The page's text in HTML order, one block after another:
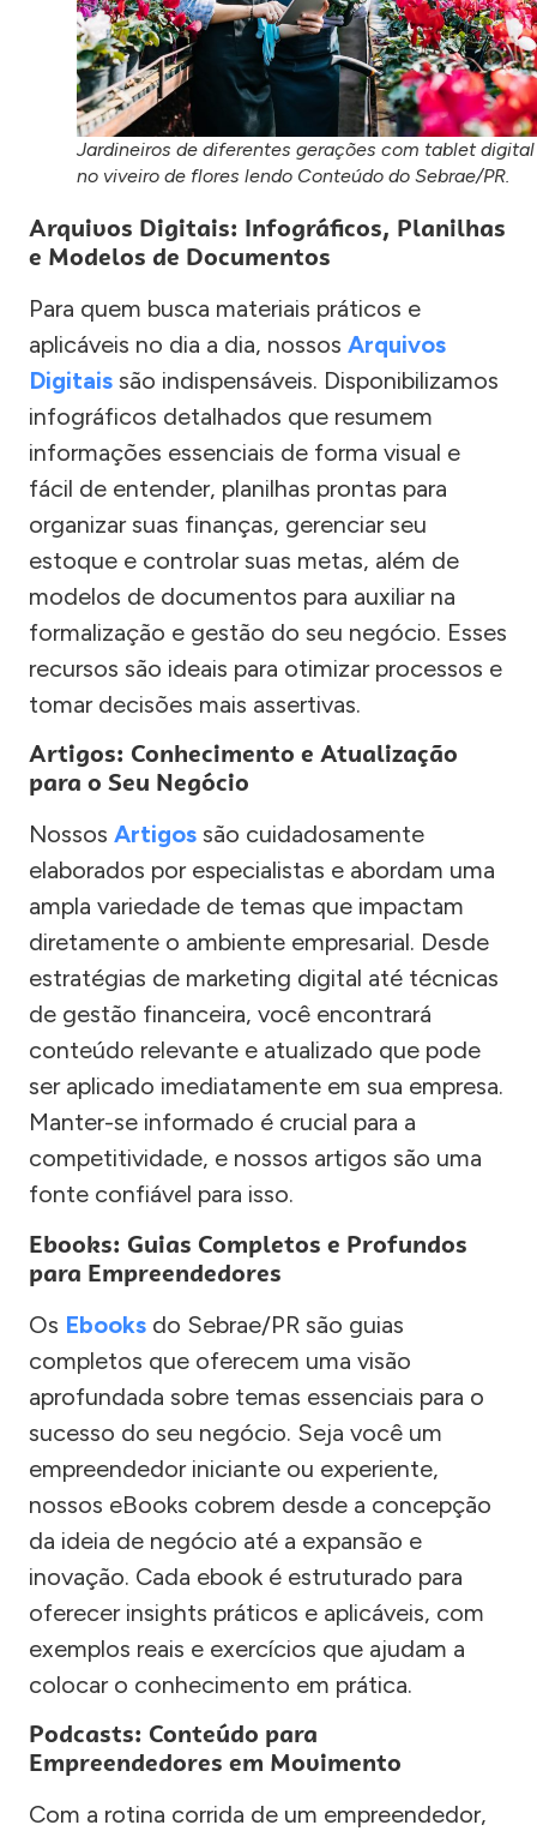
Jardineiros de diferentes gerações com tablet digital
no viveiro de flores lendo Conteúdo do Sebrae/PR.
Arquivos Digitais: Infográficos, Planilhas
e Modelos de Documentos
Para quem busca materiais práticos e
aplicáveis no dia a dia, nossos Arquivos
Digitais são indispensáveis. Disponibilizamos
infográficos detalhados que resumem
informações essenciais de forma visual e
fácil de entender, planilhas prontas para
organizar suas finanças, gerenciar seu
estoque e controlar suas metas, além de
modelos de documentos para auxiliar na
formalização e gestão do seu negócio. Esses
recursos são ideais para otimizar processos e
tomar decisões mais assertivas.
Artigos: Conhecimento e Atualização
para o Seu Negócio
Nossos Artigos são cuidadosamente
elaborados por especialistas e abordam uma
ampla variedade de temas que impactam
diretamente o ambiente empresarial. Desde
estratégias de marketing digital até técnicas
de gestão financeira, você encontrará
conteúdo relevante e atualizado que pode
ser aplicado imediatamente em sua empresa.
Manter-se informado é crucial para a
competitividade, e nossos artigos são uma
fonte confiável para isso.
Ebooks: Guias Completos e Profundos
para Empreendedores
Os Ebooks do Sebrae/PR são guias
completos que oferecem uma visão
aprofundada sobre temas essenciais para o
sucesso do seu negócio. Seja você um
empreendedor iniciante ou experiente,
nossos eBooks cobrem desde a concepção
da ideia de negócio até a expansão e
inovação. Cada ebook é estruturado para
oferecer insights práticos e aplicáveis, com
exemplos reais e exercícios que ajudam a
colocar o conhecimento em prática.
Podcasts: Conteúdo para
Empreendedores em Movimento
Com a rotina corrida de um empreendedor,